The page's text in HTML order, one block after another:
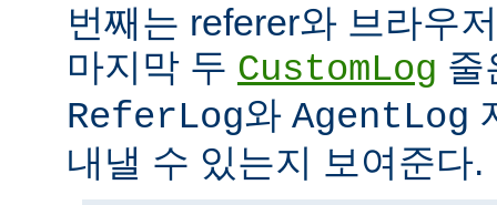
번째는 referer와 브라우
마지막 두 CustomLog 줄
ReferLog와 AgentLog
내낼 수 있는지 보여준다.